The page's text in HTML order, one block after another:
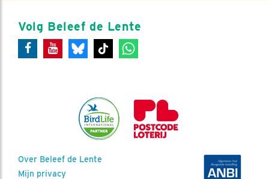
Volg Beleef de Lente
Over Beleef de Lente
Mijn privacy